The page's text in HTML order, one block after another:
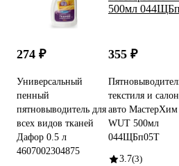
274 ₽
Универсальный
пенный
пятновыводитель для
всех видов тканей
Дафор 0.5 л
4607002304875
355 ₽
текстиля и
авто МастерХим
WUT 500мл
044ЩБп05Т
3.7(3)